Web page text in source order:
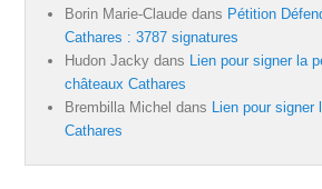
Borin Marie-Claude dans Pétition
Cathares : 3787 signatures
Hudon Jacky dans
Lien pour signer la
châteaux Cathares
Brembilla Michel dans
Lien pour
Cathares